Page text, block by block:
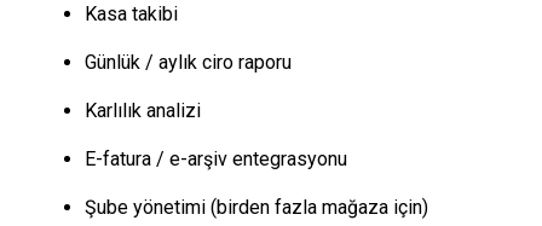
Kasa takibi
Günlük / aylık ciro raporu
Karlılık analizi
E-fatura / e-arşiv entegrasyonu
Şube yönetimi (birden fazla mağaza için)